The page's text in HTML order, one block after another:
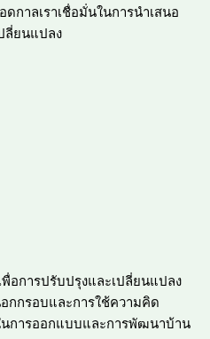
กาลเราเชื่อมั่นในการนำเสนอ
ลี่ยนแปลง
อการปรับปรุงและเปลี่ยนแปลง
อกกรอบและการใช้ความคิด
นการออกแบบและการพัฒนาบ้าน